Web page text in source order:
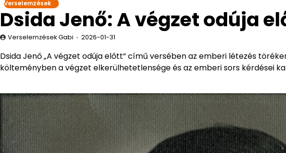
Verselemzések
Dsida Jenő: A végzet odúja
Verselemzések Gabi 2026-01-31
Dsida Jenő „A végzet odúja előtt” című versében az emberi létezés
költeményben a végzet elkerülhetetlensége és az emberi sors kérdései